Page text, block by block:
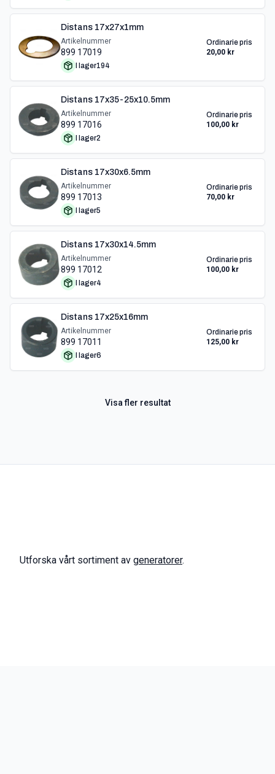
Distans 17x27x1mm
Artikelnummer
899 17019
I lager194
Ordinarie pris
20,00 kr
Distans 17x35-25x10.5mm
Artikelnummer
899 17016
I lager2
Ordinarie pris
100,00 kr
Distans 17x30x6.5mm
Artikelnummer
899 17013
I lager5
Ordinarie pris
70,00 kr
Distans 17x30x14.5mm
Artikelnummer
899 17012
I lager4
Ordinarie pris
100,00 kr
Distans 17x25x16mm
Artikelnummer
899 17011
I lager6
Ordinarie pris
125,00 kr
Visa fler resultat
Utforska vårt sortiment av generatorer.